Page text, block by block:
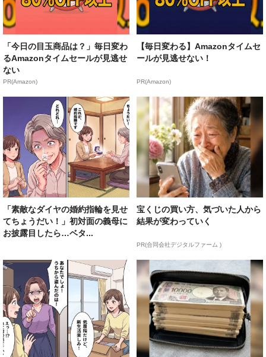
「今日の目玉商品は？」毎日変わ
るAmazonタイムセールが見逃せ
ない
PR(Amazon)
【毎日変わる】Amazonタイムセ
ールが見逃せない！
PR(Amazon)
「素敵なダイヤの婚約指輪を見せ
てちょうだい！」初対面の義母に
お披露目したら…ベタ...
宝くじの買い方、気づいた人から
結果が変わっていく
PR(合同会社デジタルファーム )